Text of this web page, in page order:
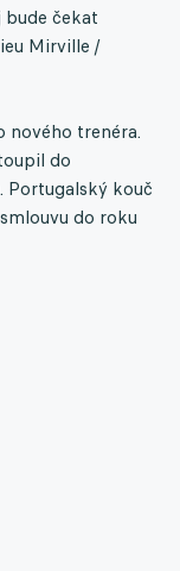
bude čekat
Mirville /
nového trenéra.
do
Portugalský kouč
do roku